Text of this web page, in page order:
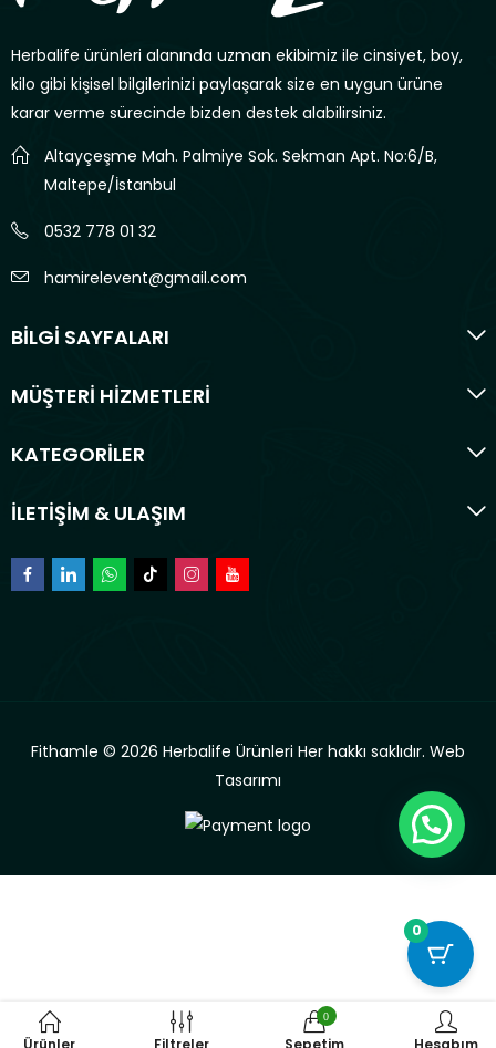
Herbalife ürünleri alanında uzman ekibimiz ile cinsiyet, boy,
kilo gibi kişisel bilgilerinizi paylaşarak size en uygun ürüne
karar verme sürecinde bizden destek alabilirsiniz.
Altayçeşme Mah. Palmiye Sok. Sekman Apt. No:6/B,
Maltepe/İstanbul
0532 778 01 32
hamirelevent@gmail.com
BİLGİ SAYFALARI
MÜŞTERİ HİZMETLERİ
KATEGORİLER
İLETİŞİM & ULAŞIM
Fithamle © 2026 Herbalife Ürünleri Her hakkı saklıdır. Web
Tasarımı
Ürünler Filtreler
0
Sepetim Hesabım
0